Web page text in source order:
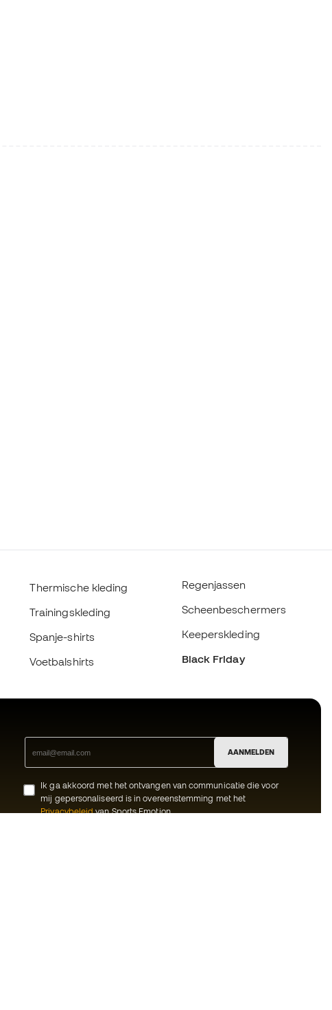
Thermische kleding
Trainingskleding
Spanje-shirts
Voetbalshirts
Regenjassen
Scheenbeschermers
Keeperskleding
Black Friday
AANMELDEN
Ik ga akkoord met het ontvangen van communicatie die voor
mij gepersonaliseerd is in overeenstemming met het
Privacybeleidvan Sports Emotion.